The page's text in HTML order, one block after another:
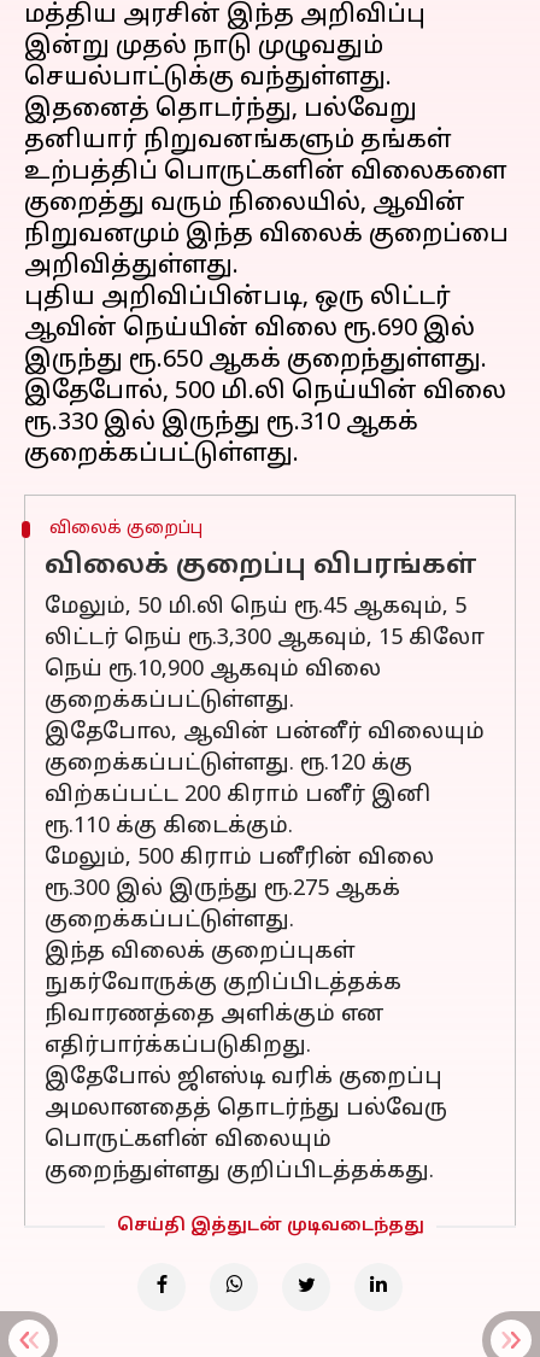
மத்திய அரசின் இந்த அறிவிப்பு
இன்று முதல் நாடு முழுவதும்
செயல்பாட்டுக்கு வந்துள்ளது.
இதனைத் தொடர்ந்து, பல்வேறு
தனியார் நிறுவனங்களும் தங்கள்
உற்பத்திப் பொருட்களின் விலைகளை
குறைத்து வரும் நிலையில், ஆவின்
நிறுவனமும் இந்த விலைக் குறைப்பை
அறிவித்துள்ளது.
புதிய அறிவிப்பின்படி, ஒரு லிட்டர்
ஆவின் நெய்யின் விலை ரூ.690 இல்
இருந்து ரூ.650 ஆகக் குறைந்துள்ளது.
இதேபோல், 500 மி.லி நெய்யின் விலை
ரூ.330 இல் இருந்து ரூ.310 ஆகக்
விலைக் குறைப்பு
விலைக் குறைப்பு விபரங்கள்
மேலும், 50 மி.லி நெய் ரூ.45 ஆகவும், 5
லிட்டர் நெய் ரூ.3,300 ஆகவும், 15 கிலோ
நெய் ரூ.10,900 ஆகவும் விலை
குறைக்கப்பட்டுள்ளது.
இதேபோல, ஆவின் பன்னீர் விலையும்
குறைக்கப்பட்டுள்ளது. ரூ.120 க்கு
விற்கப்பட்ட 200 கிராம் பனீர் இனி
ரூ.110 க்கு கிடைக்கும்.
மேலும், 500 கிராம் பனீரின் விலை
ரூ.300 இல் இருந்து ரூ.275 ஆகக்
குறைக்கப்பட்டுள்ளது.
இந்த விலைக் குறைப்புகள்
நுகர்வோருக்கு குறிப்பிடத்தக்க
நிவாரணத்தை அளிக்கும் என
எதிர்பார்க்கப்படுகிறது.
இதேபோல் ஜிஎஸ்டி வரிக் குறைப்பு
அமலானதைத் தொடர்ந்து பல்வேரு
பொருட்களின் விலையும்
குறைந்துள்ளது குறிப்பிடத்தக்கது.
செய்தி இத்துடன் முடிவடைந்தது